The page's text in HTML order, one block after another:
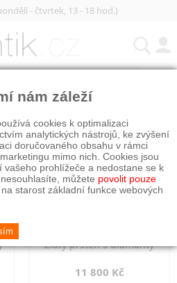
- čtvrtek, 13 - 18 hod.)
Zlatý prsten s diamanty
11 800 Kč
nám záleží
cookies k optimalizaci
analytických nástrojů, ke zvýšení
doručovaného obsahu v rámci
mimo nich. Cookies jsou
vašeho prohlížeče a nedostane se k
můžete povolit pouze
starost základní funkce webových